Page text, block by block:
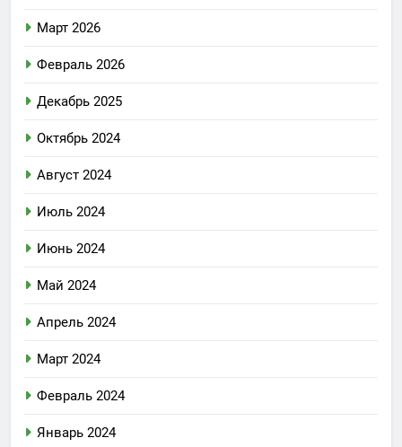
Март 2026
Февраль 2026
Декабрь 2025
Октябрь 2024
Август 2024
Июль 2024
Июнь 2024
Май 2024
Апрель 2024
Март 2024
Февраль 2024
Январь 2024